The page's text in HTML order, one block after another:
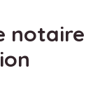
notaire